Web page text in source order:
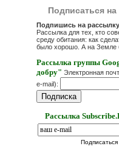
Подписаться
Подпишись на
Рассылка для тех, кто
среду обитания: как
было хорошо. А на Земле
Рассылка группы
добру" Электронная
e-mail):
Рассылка